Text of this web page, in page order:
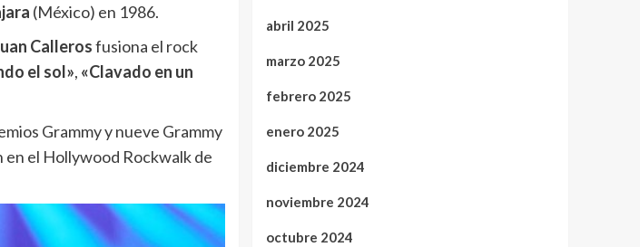
(México) en 1986.
Callerosfusiona el rock
el sol», «Clavado en un
Grammy y nueve Grammy
en el Hollywood Rockwalk de
abril 2025
marzo 2025
febrero 2025
enero 2025
diciembre 2024
noviembre 2024
octubre 2024